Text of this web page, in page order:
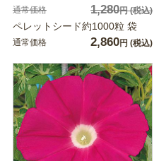
通常価格 1,280円(税込)
ペレットシード約1000粒 袋
通常価格 2,860円 (税込)